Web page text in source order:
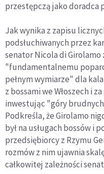
przestępczą jako doradca
Jak wynika z zapisu
podsłuchiwanych przez
senator Nicola di Girolamo
"fundamentalnemu
pełnym wymiarze" dla
z bossami we Włoszech i
inwestując "góry
Podkreśla, że Girolamo
był na usługach bossów i
przedsiębiorcy z Rzymu
rozmów z nim ujawnia
całkowitej zależności